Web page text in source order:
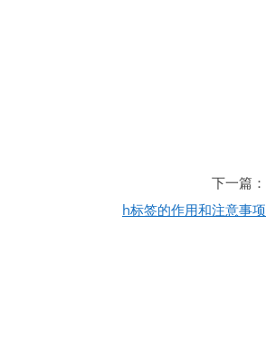
下一篇：
h标签的作用和注意事项